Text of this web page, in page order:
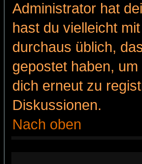
Administrator hat
hast du vielleicht
durchaus üblich,
gepostet haben,
dich erneut zu
Diskussionen.
Nach oben